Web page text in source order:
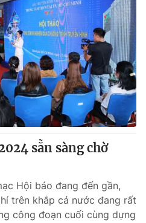
Podcast
Infographic
VTV Thể thao
sẵn sàng chờ
Hội báo đang đến gần,
trên khắp cả nước đang rất
công đoạn cuối cùng dựng